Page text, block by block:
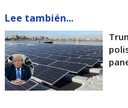
Lee también...